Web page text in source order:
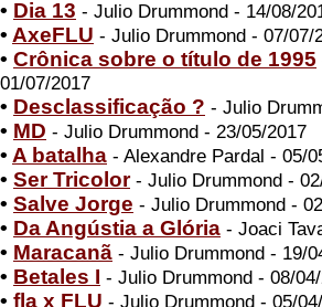
• Dia 13 - Julio Drummond - 14/08/
• AxeFLU - Julio Drummond - 07/07/
• Crônica sobre o título de 1995
01/07/2017
• Desclassificação ? - Julio
• MD - Julio Drummond - 23/05/2017
• A batalha - Alexandre Pardal - 05/
• Ser Tricolor- Julio Drummond -
• Salve Jorge - Julio Drummond -
• Da Angústia a Glória - Joaci
• Maracanã - Julio Drummond - 19/
• Betales I - Julio Drummond - 08/
• fla x FLU - Julio Drummond - 05/